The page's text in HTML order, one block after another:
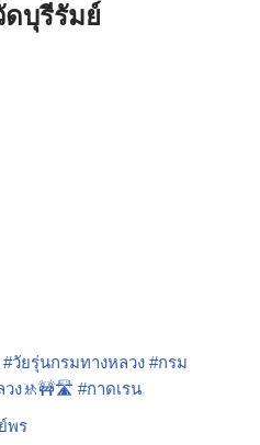
ดบุรีรัมย์
#วัยรุ่นกรมทางหลวง #กรม
วง🚸🚧🛣️ #กาดเรน
พร